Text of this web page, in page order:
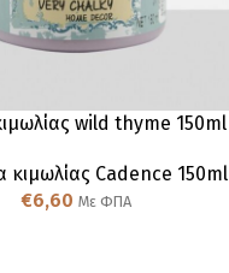
wild thyme 150ml
Cadence 150ml
€6,60 Με ΦΠΑ